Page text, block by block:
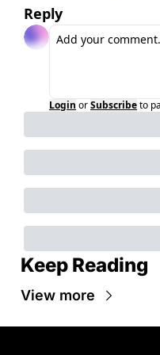
Reply
Login orSubscribeto
Keep Reading
View more